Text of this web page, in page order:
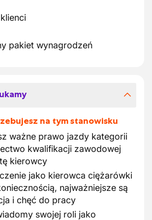
pakiet wynagrodzeń
na tym stanowisku
ważne prawo jazdy kategorii
kwalifikacji zawodowej
kierowcy
jako kierowca ciężarówki
najważniejsze są
i chęć do pracy
swojej roli jako